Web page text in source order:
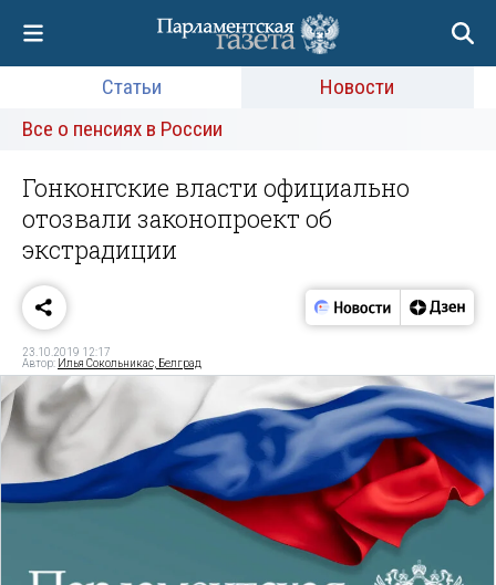
Статьи
Новости
Все о пенсиях в России
Гонконгские власти официально
отозвали законопроект об
экстрадиции
23.10.2019 12:17
Автор: Илья Сокольникас, Белград